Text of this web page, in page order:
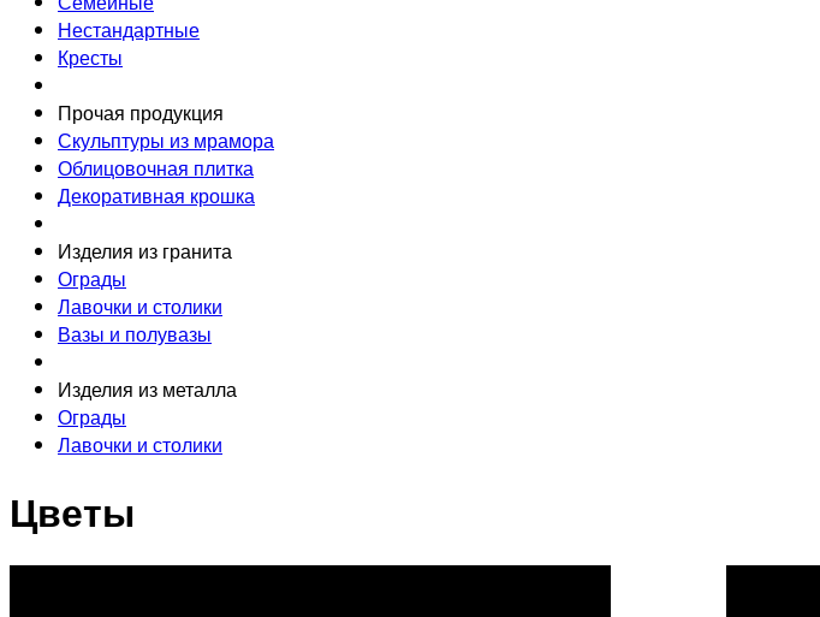
Нестандартные
Кресты
Прочая продукция
Скульптуры из мрамора
Облицовочная плитка
Декоративная крошка
Изделия из гранита
Ограды
Лавочки и столики
Вазы и полувазы
Изделия из металла
Ограды
Лавочки и столики
Цветы